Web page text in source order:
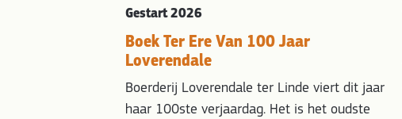
Gestart 2026
Boek Ter Ere Van 100 Jaar
Loverendale
Boerderij Loverendale ter Linde viert dit jaar
haar 100ste verjaardag. Het is het oudste